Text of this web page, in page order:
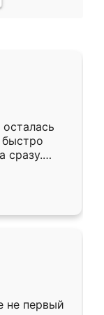
сразу.
к
Собрали
даже
не первый